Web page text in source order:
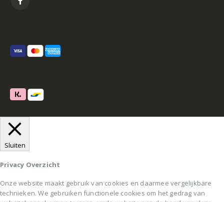
Sluiten
Privacy Overzicht
Onze website maakt gebruik van cookies en daarmee vergelijkbare
technieken. We gebruiken functionele cookies om het gedrag van